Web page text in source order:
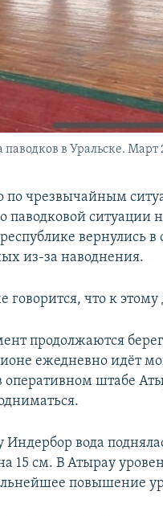
в Уральске. Март
по чрезвычайным
ситуации
вернулись в
из-за наводнения.
говорится, что к
продолжаются
ежедневно идёт
оперативном штабе
Индербор вода
15 см. В Атырау
повышение